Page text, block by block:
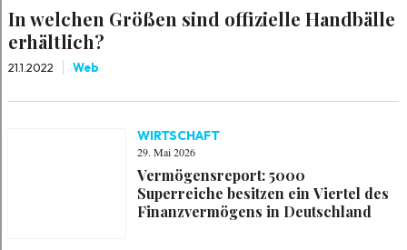
In welchen Größen sind offizielle Handbälle
erhältlich?
21.1.2022 Web
WIRTSCHAFT
29. Mai 2026
Vermögensreport: 5000
Superreiche besitzen ein Viertel des
Finanzvermögens in Deutschland